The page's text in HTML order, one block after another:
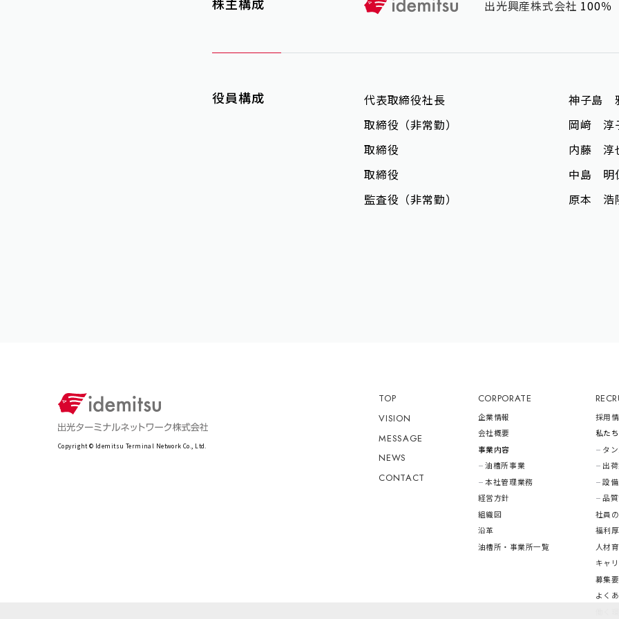
出光興産株式会社 100％
役員構成 代表取締役社長
神子島
取締役（非常勤）
岡﨑 淳
取締役
内藤 淳
取締役
中島 明
監査役（非常勤）
原本 浩
Copyright © Idemitsu Terminal Network Co., Ltd.
TOP
VISION
MESSAGE
NEWS
CONTACT
CORPORATE
企業情報
会社概要
事業内容
油槽所事業
本社管理業務
経営方針
組織図
沿革
油槽所・事業所一覧
採用
私た
タ
出
設
品
社員
福利
人材
キャ
募集
よく